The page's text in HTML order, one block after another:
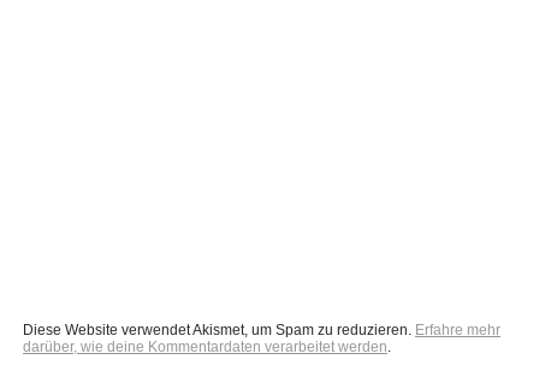
Diese Website verwendet Akismet, um Spam zu reduzieren. Erfahre mehr
darüber, wie deine Kommentardaten verarbeitet werden.